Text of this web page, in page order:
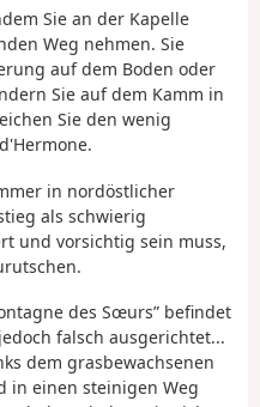
Sie an der Kapelle
Weg nehmen. Sie
auf dem Boden oder
Sie auf dem Kamm in
Sie den wenig
in nordöstlicher
als schwierig
und vorsichtig sein muss,
des Sœurs” befindet
falsch ausgerichtet...
dem grasbewachsenen
in einen steinigen Weg